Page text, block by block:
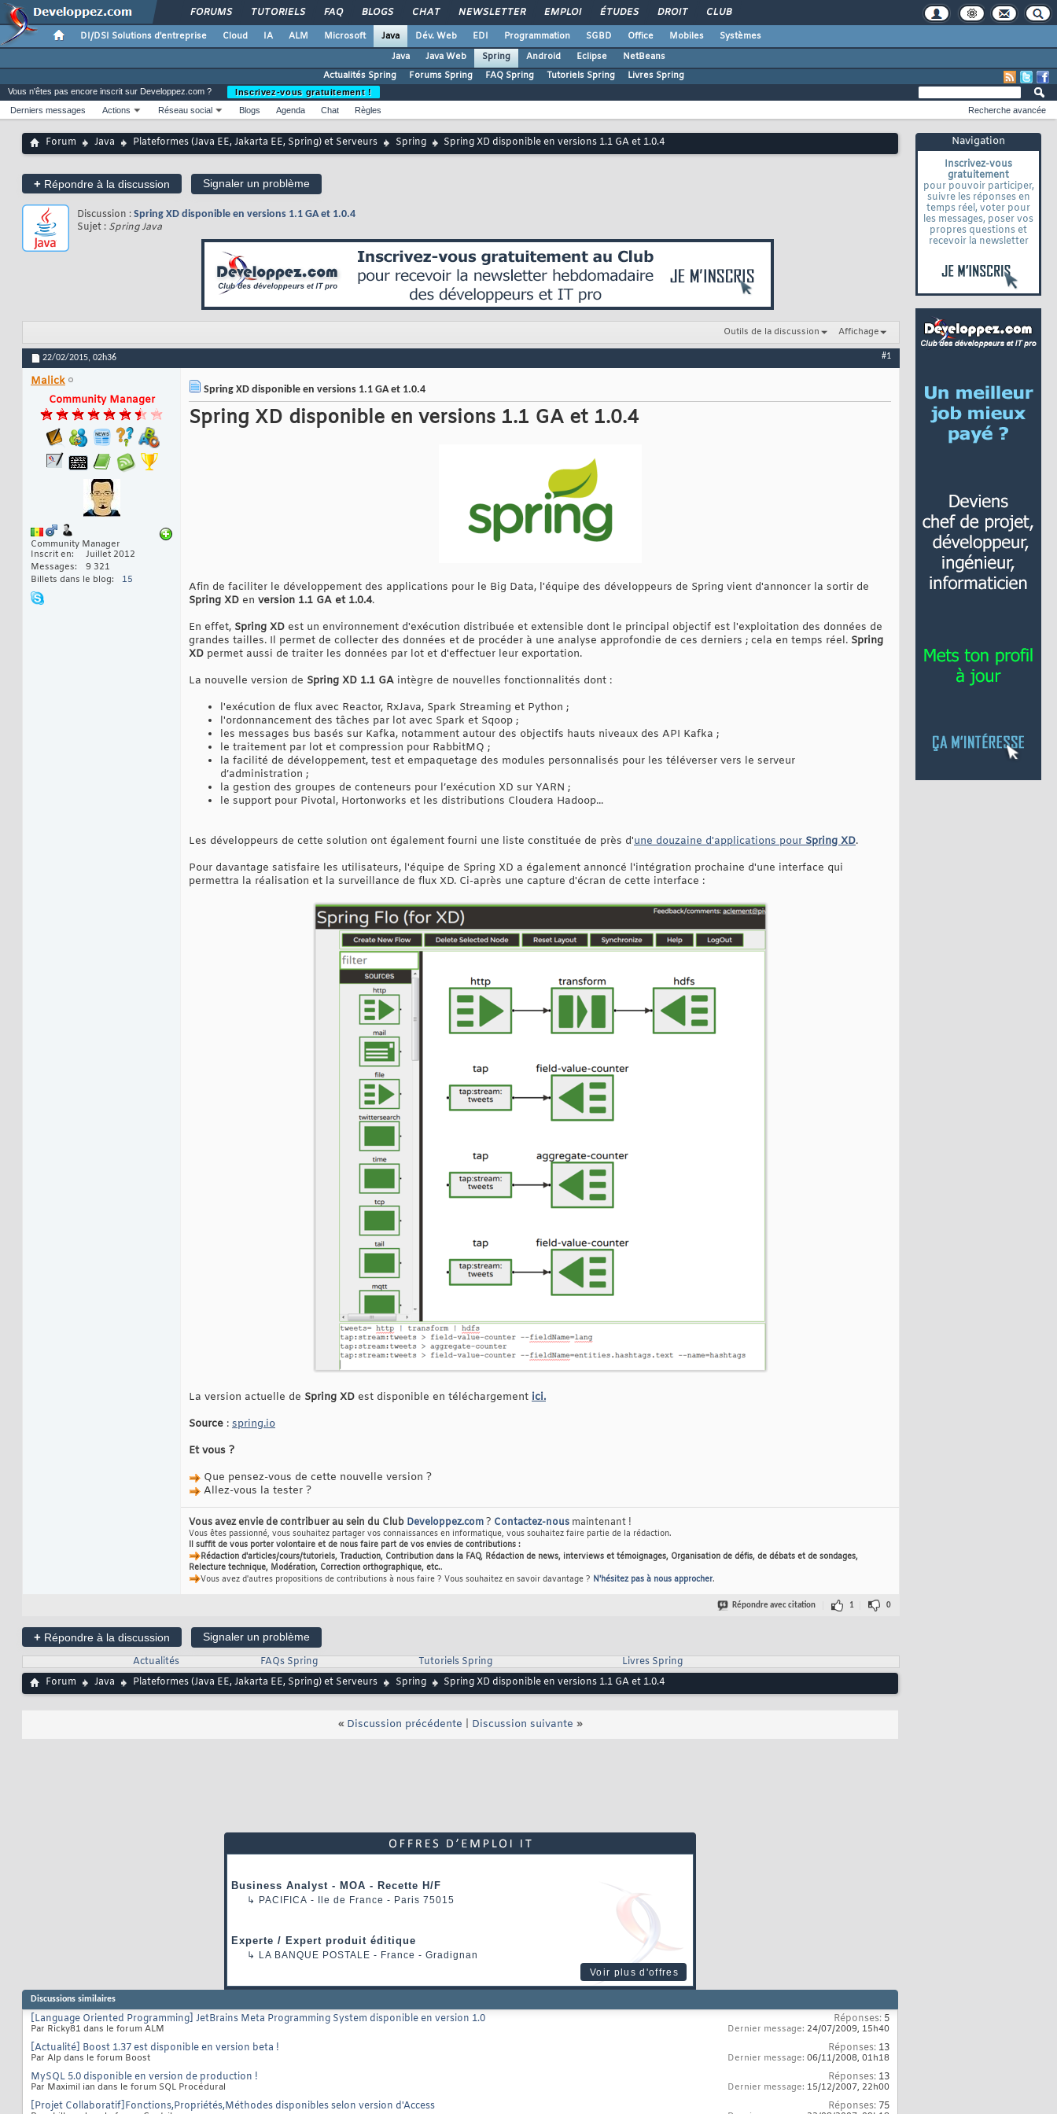
FORUMS TUTORIELS FAQ BLOGS CHAT NEWSLETTER EMPLOI ÉTUDES DROIT CLUB
DI/DSI Solutions d'entreprise Cloud IA ALM Microsoft Java Dév. Web EDI Programmation SGBD Office Mobiles
Systèmes
Java
Java Web Spring Android Eclipse
NetBeans
Actualités Spring
Forums Spring FAQ Spring Tutoriels Spring Livres Spring
Navigation
Inscrivez-vous
gratuitement
pour pouvoir participer,
suivre les réponses en
temps réel, voter pour
les messages, poser vos
propres questions et
recevoir la newsletter
Vous n'êtes pas encore inscrit sur Developpez.com ?
Inscrivez-vous gratuitement !
Derniers messages
Actions Réseau social Blogs Agenda Chat Règles Recherche avancée
Forum Java Plateformes (Java EE, Jakarta EE, Spring) et Serveurs Spring Spring XD disponible en versions 1.1 GA et 1.0.4
+ Répondre à la discussion Signaler un problème
Discussion : Spring XD disponible en versions 1.1 GA et 1.0.4
Sujet : Spring Java
Outils de la discussion Affichage
22/02/2015, 02h36 #1
Malick
Community Manager
Community Manager
Inscrit en
Juillet 2012
Messages
9 321
Billets dans le blog
15
Spring XD disponible en versions 1.1 GA et 1.0.4
Spring XD disponible en versions 1.1 GA et 1.0.4
Afin de faciliter le développement des applications pour le Big Data, l'équipe des développeurs de Spring vient d'annoncer la sortir de
Spring XD en version 1.1 GA et 1.0.4.
En effet, Spring XD est un environnement d'exécution distribuée et extensible dont le principal objectif est l'exploitation des données de
grandes tailles. Il permet de collecter des données et de procéder à une analyse approfondie de ces derniers ; cela en temps réel. Spring
XD permet aussi de traiter les données par lot et d'effectuer leur exportation.
La nouvelle version de Spring XD 1.1 GA intègre de nouvelles fonctionnalités dont :
l'exécution de flux avec Reactor, RxJava, Spark Streaming et Python ;
l'ordonnancement des tâches par lot avec Spark et Sqoop ;
les messages bus basés sur Kafka, notamment autour des objectifs hauts niveaux des API Kafka ;
le traitement par lot et compression pour RabbitMQ ;
la facilité de développement, test et empaquetage des modules personnalisés pour les téléverser vers le serveur
d’administration ;
la gestion des groupes de conteneurs pour l’exécution XD sur YARN ;
le support pour Pivotal, Hortonworks et les distributions Cloudera Hadoop...
Les développeurs de cette solution ont également fourni une liste constituée de près d'une douzaine d'applications pour Spring XD.
Pour davantage satisfaire les utilisateurs, l'équipe de Spring XD a également annoncé l'intégration prochaine d'une interface qui
permettra la réalisation et la surveillance de flux XD. Ci-après une capture d'écran de cette interface :
La version actuelle de Spring XD est disponible en téléchargement ici.
Source : spring.io
Et vous ?
Que pensez-vous de cette nouvelle version ?
Allez-vous la tester ?
Vous avez envie de contribuer au sein du Club Developpez.com? Contactez-nous maintenant !
Vous êtes passionné, vous souhaitez partager vos connaissances en informatique, vous souhaitez faire partie de la rédaction.
Il suffit de vous porter volontaire et de nous faire part de vos envies de contributions :
Rédaction d'articles/cours/tutoriels, Traduction, Contribution dans la FAQ, Rédaction de news, interviews et témoignages, Organisation de défis, de débats et de sondages,
Relecture technique, Modération, Correction orthographique, etc..
Vous avez d'autres propositions de contributions à nous faire ? Vous souhaitez en savoir davantage ? N'hésitez pas à nous approcher.
Répondre avec citation 1 0
+ Répondre à la discussion
Signaler un problème
Actualités
FAQs Spring Tutoriels Spring
Livres Spring
Forum
Java Plateformes (Java EE, Jakarta EE, Spring) et Serveurs Spring Spring XD disponible en versions 1.1 GA et 1.0.4
« Discussion précédente Discussion suivante »
Business Analyst - MOA - Recette H/F
↳ PACIFICA - Ile de France - Paris 75015
Experte / Expert produit éditique
↳ LA BANQUE POSTALE - France - Gradignan
Voir plus d'offres
Discussions similaires
[Language Oriented Programming] JetBrains Meta Programming System disponible en version 1.0
Par Ricky81 dans le forum ALM
Réponses: 5
Dernier message: 24/07/2009, 15h40
[Actualité] Boost 1.37 est disponible en version beta !
Par Alp dans le forum Boost
Réponses: 13
Dernier message: 06/11/2008, 01h18
MySQL 5.0 disponible en version de production !
Par Maximil ian dans le forum SQL Procédural
Réponses: 13
Dernier message: 15/12/2007, 22h00
[Projet Collaboratif]Fonctions,Propriétés,Méthodes disponibles selon version d'Access Réponses: 75